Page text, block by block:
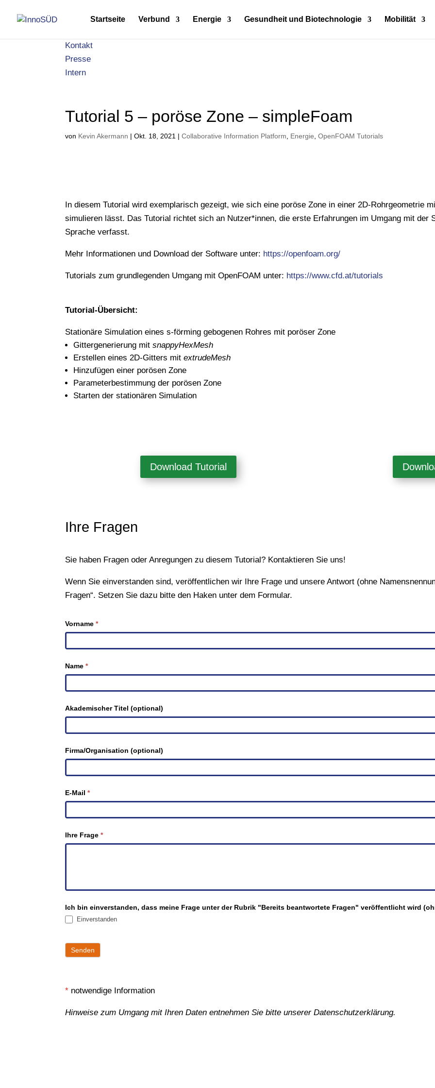
Kontakt
Presse
Intern
Startseite Verbund Energie Gesundheit und Biotechnologie Mobilität
Tutorial 5 – poröse Zone – simpleFoam
von Kevin Akermann |Okt. 18, 2021 |Collaborative Information Platform Energie ,OpenFOAM Tutorials
In diesem Tutorial wird exemplarisch gezeigt, wie sich eine poröse Zone in einer 2D-Rohrgeometrie
simulieren lässt. Das Tutorial richtet sich an Nutzer*innen, die erste Erfahrungen im Umgang mit der
Sprache verfasst.
Mehr Informationen und Download der Software unter: https://openfoam.org/
Tutorials zum grundlegenden Umgang mit OpenFOAM unter: https://www.cfd.at/tutorials
Tutorial-Übersicht:
Stationäre Simulation eines s-förming gebogenen Rohres mit poröser Zone
Gittergenerierung mitsnappyHexMesh
Erstellen eines 2D-Gitters mitextrudeMesh
Hinzufügen einer porösen Zone
Parameterbestimmung der porösen Zone
Starten der stationären Simulation
Download Tutorial
Ihre Fragen
Sie haben Fragen oder Anregungen zu diesem Tutorial? Kontaktieren Sie uns!
Wenn Sie einverstanden sind, veröffentlichen wir Ihre Frage und unsere Antwort (ohne
Fragen“. Setzen Sie dazu bitte den Haken unter dem Formular.
Fragenformular
Tutorial
5
(ME-
2)
Vorname*
Name*
Akademischer Titel (optional)
Firma/Organisation (optional)
E-Mail*
Ihre Frage*
Ich bin einverstanden, dass meine Frage unter der Rubrik "Bereits beantwortete Fragen" veröffentlicht wird
Einverstanden
Senden
* notwendige Information
Hinweise zum Umgang mit Ihren Daten entnehmen Sie bitte unserer Datenschutzerklärung.